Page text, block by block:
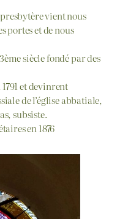
vient nous
portes et de nous
siècle fondé par des
et devinrent
de l’église abbatiale,
subsiste.
en 1876